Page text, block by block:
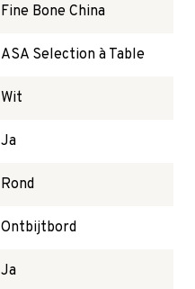
Fine Bone China
ASA Selection à Table
Wit
Ja
Rond
Ontbijtbord
Ja